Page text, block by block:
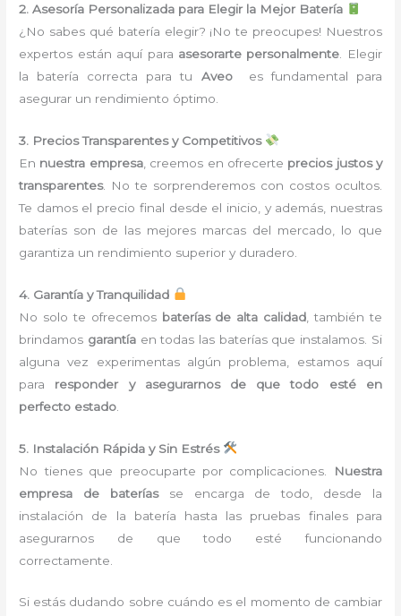
2. Asesoría Personalizada para Elegir la Mejor Batería
¿No sabes qué batería elegir? ¡No te preocupes! Nuestros
expertos están aquí para asesorarte personalmente . Elegir
la batería correcta para tu Aveo
es fundamental para
asegurar un rendimiento óptimo.
3. Precios Transparentes y Competitivos
En nuestra empresa, creemos en ofrecerte precios justos y
transparentes. No te sorprenderemos con costos ocultos.
Te damos el precio final desde el inicio, y además, nuestras
baterías son de las mejores marcas del mercado, lo que
garantiza un rendimiento superior y duradero.
4. Garantía y Tranquilidad
No solo te ofrecemos baterías de alta calidad , también te
brindamos garantíaen todas las baterías que instalamos. Si
alguna vez experimentas algún problema, estamos aquí
para responder y asegurarnos de que todo esté en
perfecto estado
5. Instalación Rápida y Sin Estrés
No tienes que preocuparte por complicaciones.
Nuestra
empresa de bateríasse encarga de todo, desde la
instalación de la batería hasta las pruebas finales para
asegurarnos de que todo esté funcionando
correctamente.
Si estás dudando sobre cuándo es el momento de cambiar